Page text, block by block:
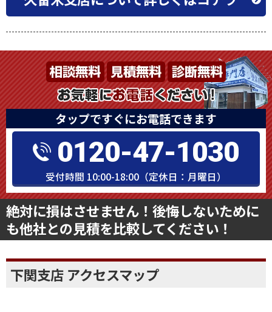
タップですぐにお電話できます
0120-47-1030
受付時間 10:00-18:00（定休日：月曜日）
絶対に損はさせません！後悔しないために
も他社との見積を比較してください！
下関支店 アクセスマップ